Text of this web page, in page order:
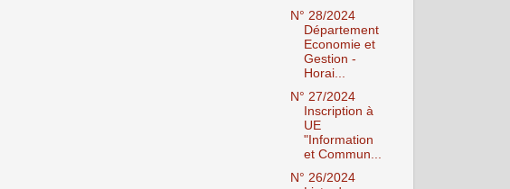
N° 28/2024
Département
Economie et
Gestion -
Horai...
N° 27/2024
Inscription à
UE
"Information
et Commun...
N° 26/2024